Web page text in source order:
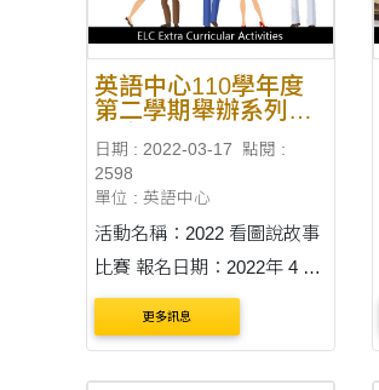
英語中心110學年度
第二學期舉辦系列英
日期 : 2022-03-17
點閱 :
2598
單位 : 英語中心
活動名稱：2022 看圖說故事
比賽 報名日期：2022年 4 月
4 日（一）- 4 月 17 日
（日） 活動報名網址：
更多訊息